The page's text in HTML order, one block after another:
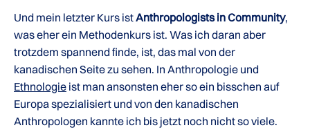
Und mein letzter Kurs istAnthropologists in Community,
was eher ein Methodenkurs ist. Was ich daran aber
trotzdem spannend finde, ist, das mal von der
kanadischen Seite zu sehen. In Anthropologie und
Ethnologie ist man ansonsten eher so ein bisschen auf
Europa spezialisiert und von den kanadischen
Anthropologen kannte ich bis jetzt noch nicht so viele.